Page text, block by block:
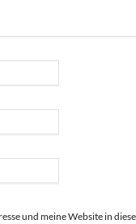
und meine Website in